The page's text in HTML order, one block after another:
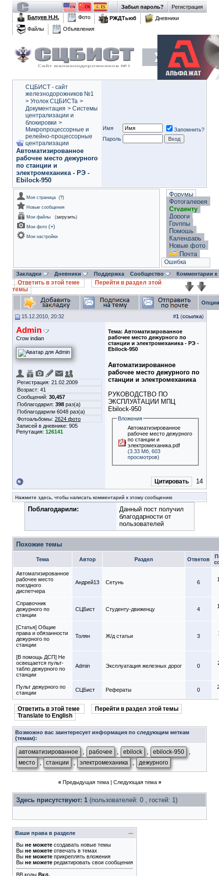
Регистрация
Забыл пароль?
Балуев Н.Н.
Фото РЖДТьюб
Дневники
Файлы
Объявления
СЦБИСТ - сайт
железнодорожников №1
> Уголок СЦБИСТа >
Документация > Системы
централизации и
блокировки >
Микропроцессорные и
релейно-процессорные
централизации
Автоматизированное
рабочее место дежурного
по станции и
электромеханика - РЭ -
Ebilock-950
Имя
Запомнить?
Пароль
Моя страница (?)
Новые сообщения
Мои файлы
(загрузить)
Мои фото (+)
Мои настройки
Форумы
Фотогалерея
Студенту
Дороги
Группы
Помощь
Календарь
Новые фото
Почта
Ошибка
Закладки Дневники Поддержка Сообщество Комментарии
Ответить в этой теме
Перейти в раздел этой
темы
15.12.2010, 20:32 #1 (ссылка)
Admin
Crow indian
Регистрация: 21.02.2009
Возраст: 41
Сообщений: 30,457
Поблагодарил: 398 раз(а)
Поблагодарили 6048 раз(а)
Фотоальбомы: 2624 фото
Записей в дневнике: 905
Репутация: 126141
Тема: Автоматизированное
рабочее место дежурного по
станции и электромеханика - РЭ -
Ebilock-950
Автоматизированное
рабочее место дежурного по
станции и электромеханика
РУКОВОДСТВО ПО
ЭКСПЛУАТАЦИИ МПЦ
Ebilock-950
Вложения
Автоматизированное
рабочее место дежурного
по станции и
электромеханика.pdf
(3.33 Мб, 603
просмотров)
Цитировать 14
Нажмите здесь, чтобы написать комментарий к этому сообщению
Поблагодарили:
Данный пост получил
благодарности от
пользователей
Похожие темы
Тема Автор Раздел Ответов
Автоматизированное
рабочее место
поездного
диспетчера
Андрей13 Сетунь 6
Справочник
дежурного по
станции
СЦБист Студенту-движeнцу 4
[Статья] Общие
права и обязанности
дежурного по
станции
Толян Ж/д статьи 3
[В помощь ДСП] Не
освещается пульт-
табло дежурного по
станции
Admin Эксплуатация железных дорог 0
Пульт дежурного по
станции
СЦБист Рефераты 0
Ответить в этой теме
Перейти в раздел этой темы
Translate to English
Возможно вас заинтересует информация по следующим меткам
(темам):
автоматизированное рабочее ebilock ebilock-950
место , станции , электромеханика , дежурного
« Предыдущая тема| Следующая тема »
Здесь присутствуют: 1 (пользователей: 0 , гостей: 1)
Ваши права в разделе
Вы не можете создавать новые темы
Вы не можете отвечать в темах
Вы не можете прикреплять вложения
Вы не можете редактировать свои сообщения
BB коды Вкл.